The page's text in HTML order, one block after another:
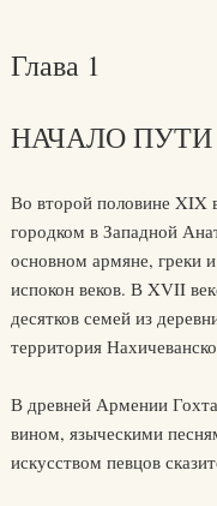
Глава 1
НАЧАЛО ПУТИ
Во второй половине XIX
городком в Западной
основном армяне, греки
испокон веков. В XVII
десятков семей из
территория
В древней Армении
вином, языческими
искусством певцов